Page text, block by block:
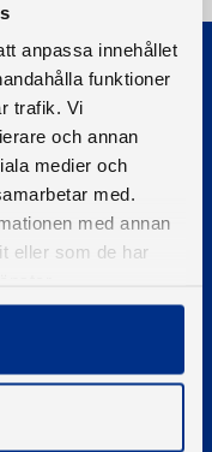
anpassa innehållet
funktioner
trafik. Vi
och annan
medier och
med.
med annan
eller som de har